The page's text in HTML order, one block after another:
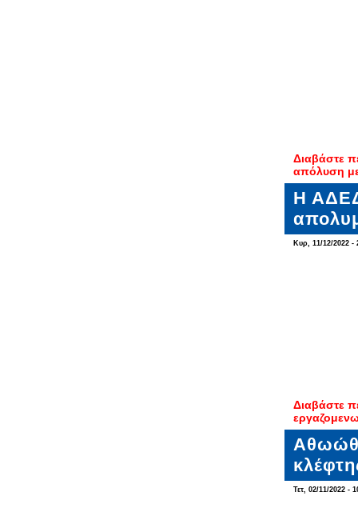
Διαβάστε
απόλυση
Η
Κυρ, 11/12/2022 -
Διαβάστε
Τετ, 02/11/2022 -